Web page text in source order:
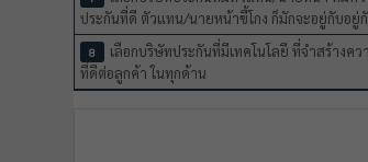
ประกันที่ดี ตัวแทน/นายหน้าขี้โกง ก็มักจะอยู่กับอยู่
เลือกบริษัทประกันที่มีเทคโนโลยี ที่จำสร้างค
ที่ดีต่อลูกค้า ในทุกด้าน